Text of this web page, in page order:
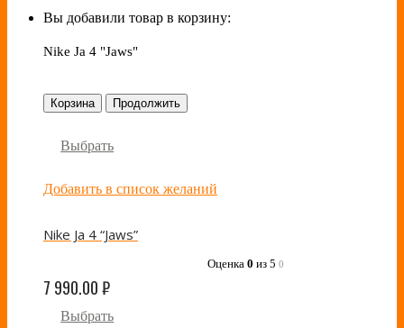
Вы добавили товар в корзину:
Nike Ja 4 "Jaws"
Корзина Продолжить
Выбрать
Добавить в список желаний
Nike Ja 4 “Jaws”
Оценка 0 из 5 0
7 990.00₽
Выбрать